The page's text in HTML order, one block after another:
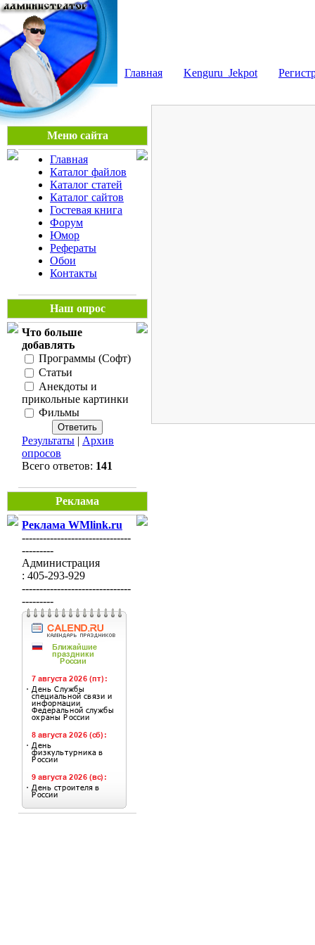
Главная Kenguru_Jekpot
Меню сайта
Главная
Каталог файлов
Каталог статей
Каталог сайтов
Гостевая книга
Форум
Юмор
Рефераты
Обои
Контакты
Наш опрос
Что больше
добавлять
Программы (Софт)
Статьи
Анекдоты и
прикольные картинки
Фильмы
Результаты | Архив
опросов
Всего ответов: 141
Реклама
Реклама WMlink.ru
-------------------------------
---------
Администрация
: 405-293-929
-------------------------------
---------